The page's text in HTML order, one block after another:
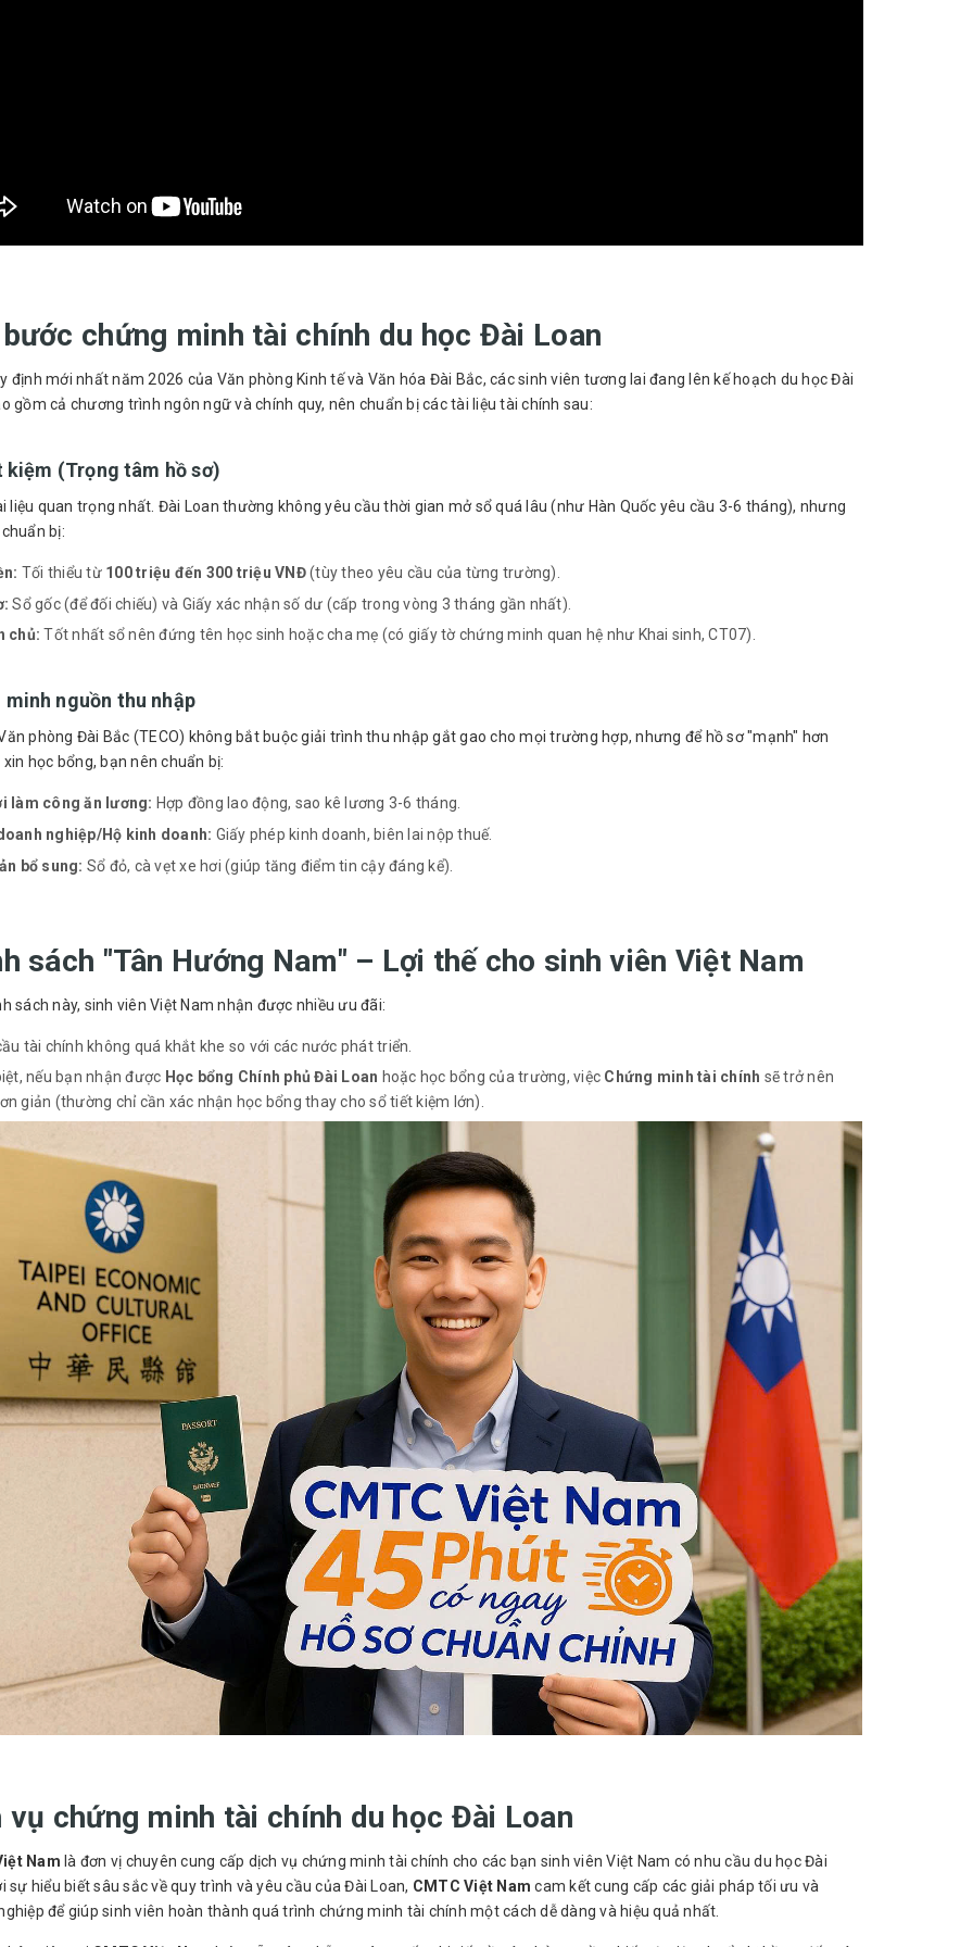
chứng minh tài chính du học Đài Loan
định mới nhất năm 2026 của Văn phòng Kinh tế và Văn hóa Đài Bắc, các sinh viên tương lai đang lên kế hoạch du học Đài
gồm cả chương trình ngôn ngữ và chính quy, nên chuẩn bị các tài liệu tài chính sau:
kiệm (Trọng tâm hồ sơ)
liệu quan trọng nhất. Đài Loan thường không yêu cầu thời gian mở sổ quá lâu (như Hàn Quốc yêu cầu 3-6 tháng), nhưng
bị:
Tối thiểu từ 100 triệu đến 300 triệu VNĐ(tùy theo yêu cầu của từng trường).
Sổ gốc (để đối chiếu) và Giấy xác nhận số dư (cấp trong vòng 3 tháng gần nhất).
chủ: Tốt nhất sổ nên đứng tên học sinh hoặc cha mẹ (có giấy tờ chứng minh quan hệ như Khai sinh, CT07).
minh nguồn thu nhập
phòng Đài Bắc (TECO) không bắt buộc giải trình thu nhập gắt gao cho mọi trường hợp, nhưng để hồ sơ "mạnh" hơn
học bổng, bạn nên chuẩn bị:
làm công ăn lương: Hợp đồng lao động, sao kê lương 3-6 tháng.
nghiệp/Hộ kinh doanh: Giấy phép kinh doanh, biên lai nộp thuế.
bổ sung: Sổ đỏ, cà vẹt xe hơi (giúp tăng điểm tin cậy đáng kể).
sách "Tân Hướng Nam" – Lợi thế cho sinh viên Việt Nam
sách này, sinh viên Việt Nam nhận được nhiều ưu đãi:
tài chính không quá khắt khe so với các nước phát triển.
nếu bạn nhận được Học bổng Chính phủ Đài Loan hoặc học bổng của trường, việc Chứng minh tài chính sẽ trở nên
giản (thường chỉ cần xác nhận học bổng thay cho sổ tiết kiệm lớn).
vụ chứng minh tài chính du học Đài Loan
Nam là đơn vị chuyên cung cấp dịch vụ chứng minh tài chính cho các bạn sinh viên Việt Nam có nhu cầu du học Đài
sự hiểu biết sâu sắc về quy trình và yêu cầu của Đài Loan, CMTC Việt Namcam kết cung cấp các giải pháp tối ưu và
để giúp sinh viên hoàn thành quá trình chứng minh tài chính một cách dễ dàng và hiệu quả nhất.